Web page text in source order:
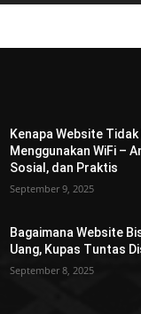
Kenapa Website Tidak
Menggunakan WiFi –
Sosial, dan Praktis
September 9, 2025
Bagaimana Website
Uang, Kupas Tuntas
September 8, 2025